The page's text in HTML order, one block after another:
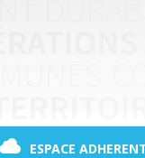
ESPACE